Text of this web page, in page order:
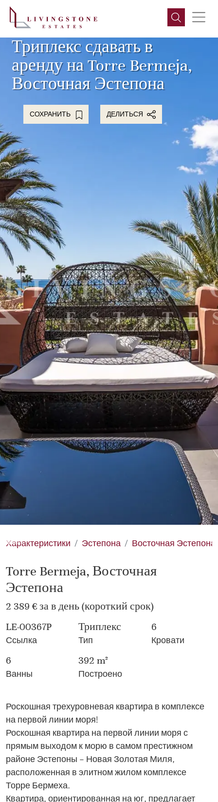
Триплекс сдавать в
аренду на Torre Bermeja,
Восточная Эстепона
СОХРАНИТЬ ДЕЛИТЬСЯ
Характеристики Эстепона Восточная Эстепона
Torre Bermeja, Восточная
Эстепона
2 389 € за в день (короткий срок)
LE-00367P
Ссылка
Триплекс
Тип
6
Кровати
6
Ванны
392 m²
Построено
Роскошная трехуровневая квартира в комплексе
на первой линии моря!
Роскошная квартира на первой линии моря с
прямым выходом к морю в самом престижном
районе Эстепоны – Новая Золотая Миля,
расположенная в элитном жилом комплексе
Торре Бермеха.
Квартира, ориентированная на юг, предлагает